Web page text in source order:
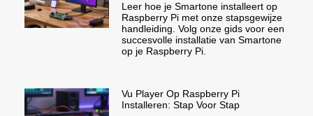
Leer hoe je Smartone installeert op
Raspberry Pi met onze stapsgewijze
handleiding. Volg onze gids voor een
succesvolle installatie van Smartone
op je Raspberry Pi.
Vu Player Op Raspberry Pi
Installeren: Stap Voor Stap